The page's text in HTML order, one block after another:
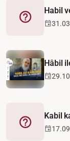
Fetva
Habil
Hâbil
Fetva
Kabil